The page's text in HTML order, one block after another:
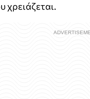
χρειάζεται.